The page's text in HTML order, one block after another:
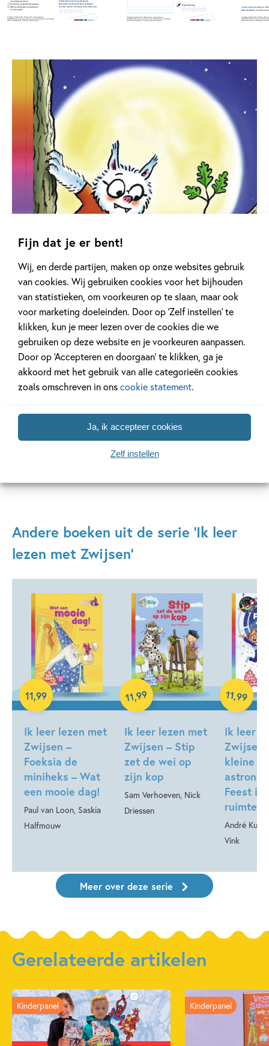
Fijn dat je er bent!
Wij, en derde partijen, maken op onze websites gebruik
van cookies. Wij gebruiken cookies voor het bijhouden
van statistieken, om voorkeuren op te slaan, maar ook
voor marketing doeleinden. Door op ‘Zelf instellen’ te
klikken, kun je meer lezen over de cookies die we
gebruiken op deze website en je voorkeuren aanpassen.
Door op ‘Accepteren en doorgaan’ te klikken, ga je
akkoord met het gebruik van alle categorieën cookies
zoals omschreven in onscookie statement.
Ja, ik accepteer cookies
Zelf instellen
Ik leer lezen met Zwijsen
Ik leer lezen met Zwijsen" is dé succesvolle serie voor
beginnende lezers. Nu met drie nieuwe titels op AVI E3 van
bekende auteurs en illustratoren. De jonge lezer zal de
Lees verder
Andere boeken uit de serie 'Ik leer
lezen met Zwijsen'
Ik leer lezen met
Zwijsen –
Foeksia de
miniheks – Wat
een mooie dag!
Paul van Loon, Saskia
Halfmouw
11,99
Hardcover
Ik leer lezen met
Zwijsen – Stip
zet de wei op
zijn kop
Sam Verhoeven, Nick
Driessen
11,99
Hardcover
Ik leer
Zwijsen
kleine
Feest in
ruimte
André
Vink
11,99
Meer over deze serie
Gerelateerde artikelen
Kinderpanel Kinderpanel